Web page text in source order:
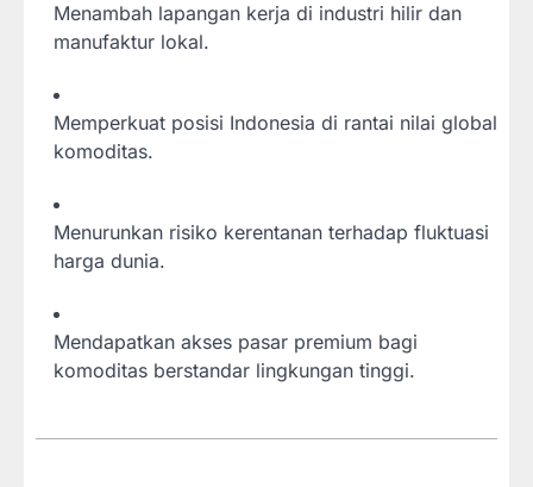
Menambah lapangan kerja di industri hilir dan
manufaktur lokal.
Memperkuat posisi Indonesia di rantai nilai global
komoditas.
Menurunkan risiko kerentanan terhadap fluktuasi
harga dunia.
Mendapatkan akses pasar premium bagi
komoditas berstandar lingkungan tinggi.